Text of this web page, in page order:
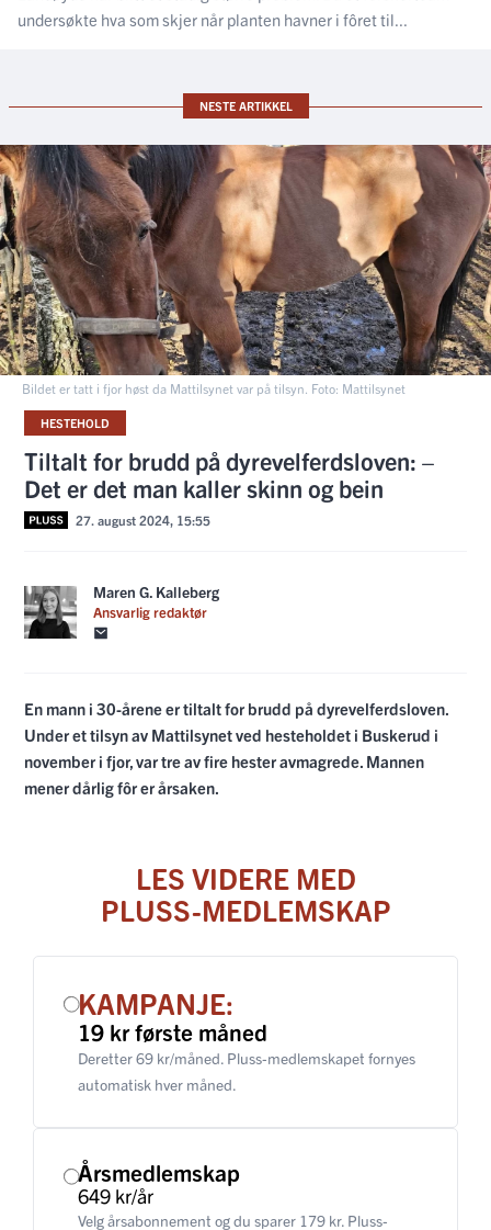
undersøkte hva som skjer når planten havner i fôret til...
NESTE ARTIKKEL
Bildet er tatt i fjor høst da Mattilsynet var på tilsyn. Foto: Mattilsynet
HESTEHOLD
Tiltalt for brudd på dyrevelferdsloven: –
Det er det man kaller skinn og bein
27. august 2024, 15:55
Maren G. Kalleberg
Ansvarlig redaktør
En mann i 30-årene er tiltalt for brudd på dyrevelferdsloven.
Under et tilsyn av Mattilsynet ved hesteholdet i Buskerud i
november i fjor, var tre av fire hester avmagrede. Mannen
mener dårlig fôr er årsaken.
LES VIDERE MED
PLUSS-MEDLEMSKAP
KAMPANJE:
19 kr første måned
Deretter 69 kr/måned. Pluss-medlemskapet fornyes
automatisk hver måned.
Årsmedlemskap
649 kr/år
Velg årsabonnement og du sparer 179 kr. Pluss-